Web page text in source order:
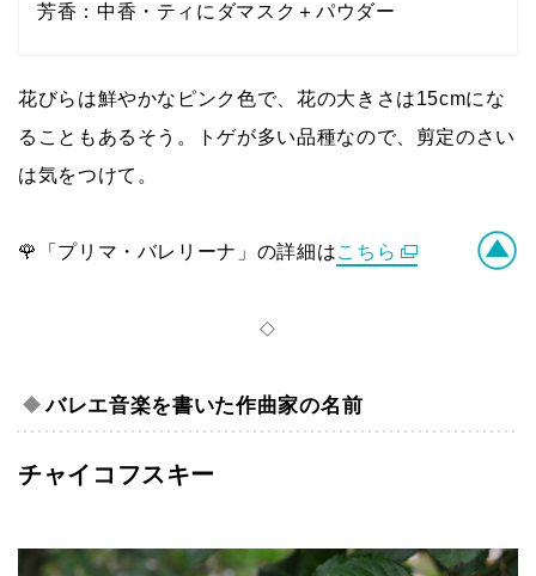
芳香：中香・ティにダマスク＋パウダー
花びらは鮮やかなピンク色で、花の大きさは15cmにな
ることもあるそう。トゲが多い品種なので、剪定のさい
は気をつけて。
🌹「プリマ・バレリーナ」の詳細はこちら
◇
バレエ音楽を書いた作曲家の名前
チャイコフスキー